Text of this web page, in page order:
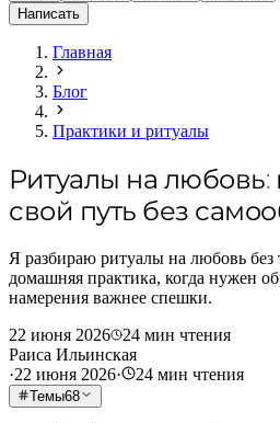
Написать
Главная
Блог
Практики и ритуалы
Ритуалы на любовь:
свой путь без
Я разбираю ритуалы на любовь без
домашняя практика, когда нужен
намерения важнее спешки.
22 июня 2026
24 мин чтения
Раиса Ильинская
·22 июня 2026· 24 мин чтения
Темы68